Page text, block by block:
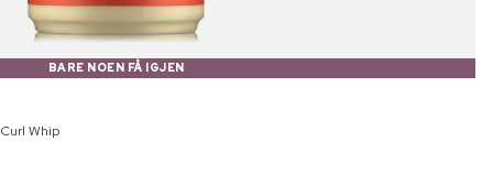
BARE NOEN FÅ IGJEN
Whip